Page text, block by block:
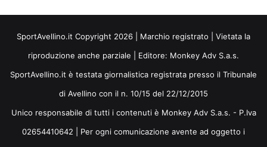
SportAvellino.it Copyright 2026 | Marchio registrato | Vietata la
riproduzione anche parziale | Editore: Monkey Adv S.a.s.
SportAvellino.it è testata giornalistica registrata presso il Tribunale
di Avellino con il n. 10/15 del 22/12/2015
Unico responsabile di tutti i contenuti è Monkey Adv S.a.s. - P.Iva
02654410642 | Per ogni comunicazione avente ad oggetto i